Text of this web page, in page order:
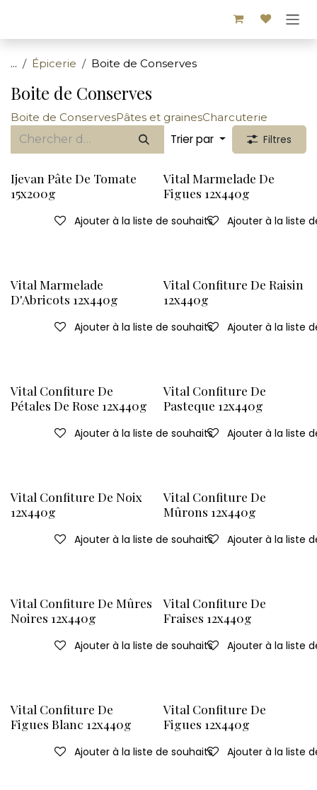
... Épicerie Boite de Conserves
Boite de Conserves
Boite de ConservesPâtes et grainesCharcuterie
Trier par Filtres
Ijevan Pâte De Tomate
15x200g
Ajouter à la liste de souhaits
Vital Marmelade De
Figues 12x440g
Ajouter à la liste
Vital Marmelade
D'Abricots 12x440g
Ajouter à la liste de souhaits
Vital Confiture De Raisin
12x440g
Ajouter à la liste
Vital Confiture De
Pétales De Rose 12x440g
Ajouter à la liste de souhaits
Vital Confiture De
Pasteque 12x440g
Ajouter à la liste
Vital Confiture De Noix
12x440g
Ajouter à la liste de souhaits
Vital Confiture De
Mûrons 12x440g
Ajouter à la liste
Vital Confiture De Mûres
Noires 12x440g
Ajouter à la liste de souhaits
Vital Confiture De
Fraises 12x440g
Ajouter à la liste
Vital Confiture De
Figues Blanc 12x440g
Ajouter à la liste de souhaits
Vital Confiture De
Figues 12x440g
Ajouter à la liste